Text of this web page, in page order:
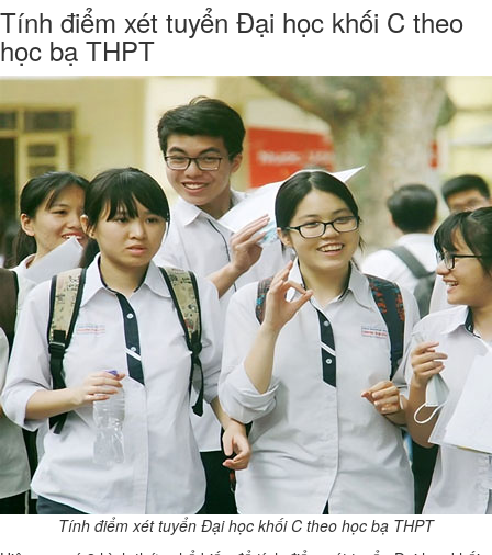
Tính điểm xét tuyển Đại học khối C theo
học bạ THPT
Tính điểm xét tuyển Đại học khối C theo học bạ THPT